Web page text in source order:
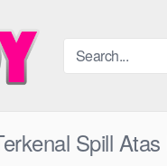
Spill